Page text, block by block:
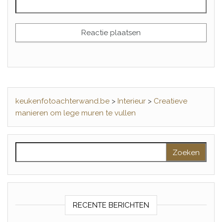
keukenfotoachterwand.be > Interieur > Creatieve
manieren om lege muren te vullen
RECENTE BERICHTEN